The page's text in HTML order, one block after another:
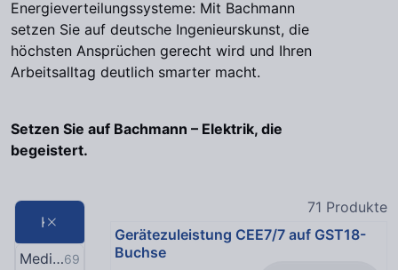
Energieverteilungssysteme: Mit Bachmann
setzen Sie auf deutsche Ingenieurskunst, die
höchsten Ansprüchen gerecht wird und Ihren
Arbeitsalltag deutlich smarter macht.
Setzen Sie auf Bachmann – Elektrik, die
begeistert.
Kategorie
Medientechnik
69
71 Produkte
Gerätezuleistung CEE7/7 auf GST18-
Buchse